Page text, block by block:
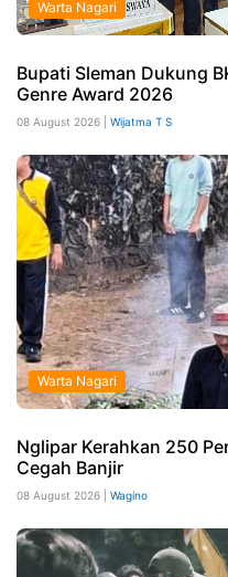
Warta Nagari
Bupati Sleman Dukung
Genre Award 2026
08 August 2026 | Wijatma T S
Warta Nagari
Nglipar Kerahkan 250
Cegah Banjir
08 August 2026 | Wagino